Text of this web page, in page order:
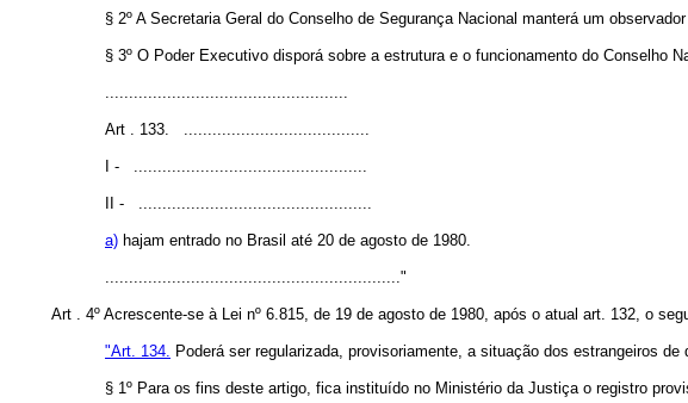
§ 2º A Secretaria Geral do Conselho de Segurança Nacional manterá um
§ 3º O Poder Executivo disporá sobre a estrutura e o funcionamento do Conselho
...................................................
Art . 133. .......................................
I - .................................................
II - .................................................
a) hajam entrado no Brasil até 20 de agosto de 1980.
.............................................................."
Art . 4º Acrescente-se à Lei nº 6.815, de 19 de agosto de 1980, após o atual art. 132, o
"Art. 134. Poderá ser regularizada, provisoriamente, a situação dos estrangeiros de
§ 1º Para os fins deste artigo, fica instituído no Ministério da Justiça o registro